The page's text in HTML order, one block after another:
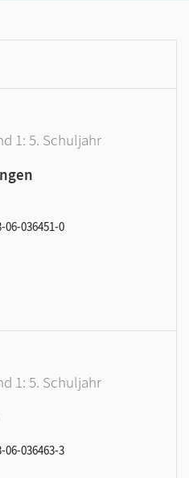
1: 5. Schuljahr
06-036451-0
1: 5. Schuljahr
06-036463-3